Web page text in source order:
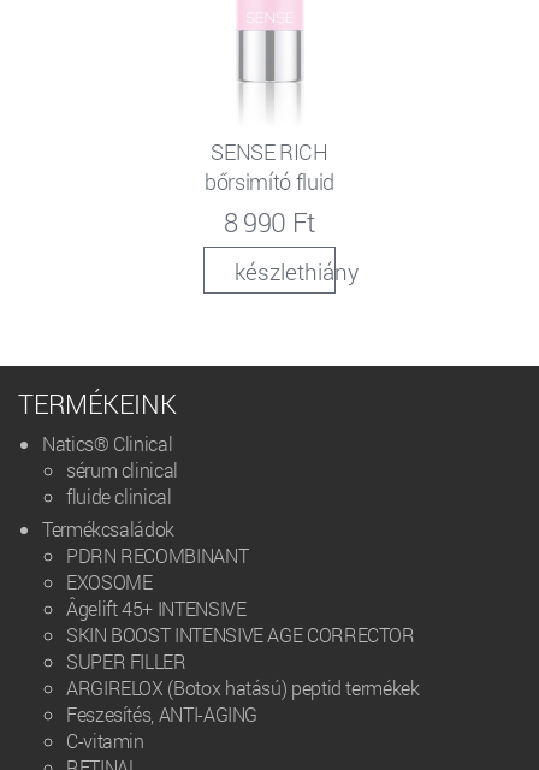
SENSE RICH
bőrsimító fluid
8 990 Ft
készlethiány
TERMÉKEINK
Natics® Clinical
sérum clinical
fluide clinical
Termékcsaládok
PDRN RECOMBINANT
EXOSOME
Âgelift 45+ INTENSIVE
SKIN BOOST INTENSIVE AGE CORRECTOR
SUPER FILLER
ARGIRELOX (Botox hatású) peptid termékek
Feszesítés, ANTI-AGING
C-vitamin